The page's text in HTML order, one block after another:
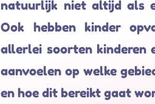
natuurlijk niet altijd als
Ook hebben kinder
allerlei soorten kinderen
aanvoelen op welke
en hoe dit bereikt gaat